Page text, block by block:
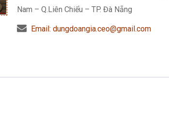
Nam – Q.Liên Chiểu – TP. Đà Nẵng
Email: dungdoangia.ceo@gmail.com